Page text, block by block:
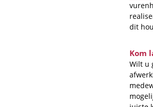
dit
Kom
Wilt u